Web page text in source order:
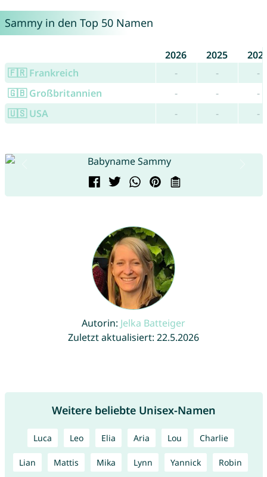
Sammy in den Top 50 Namen
2026 2025
🇫🇷 Frankreich
- -
-
🇬🇧 Großbritannien
- -
-
🇺🇸 USA
- - -
Autorin: Jelka Batteiger
Zuletzt aktualisiert: 22.5.2026
Weitere beliebte Unisex-Namen
Luca Leo Elia Aria Lou Charlie
Lian Mattis Mika Lynn Yannick Robin